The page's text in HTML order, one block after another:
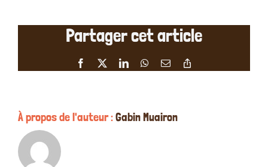
le
Partager cet article
Facebook LinkedInWhatsApp
Email
Link
À propos de l'auteur :Gabin Muairon